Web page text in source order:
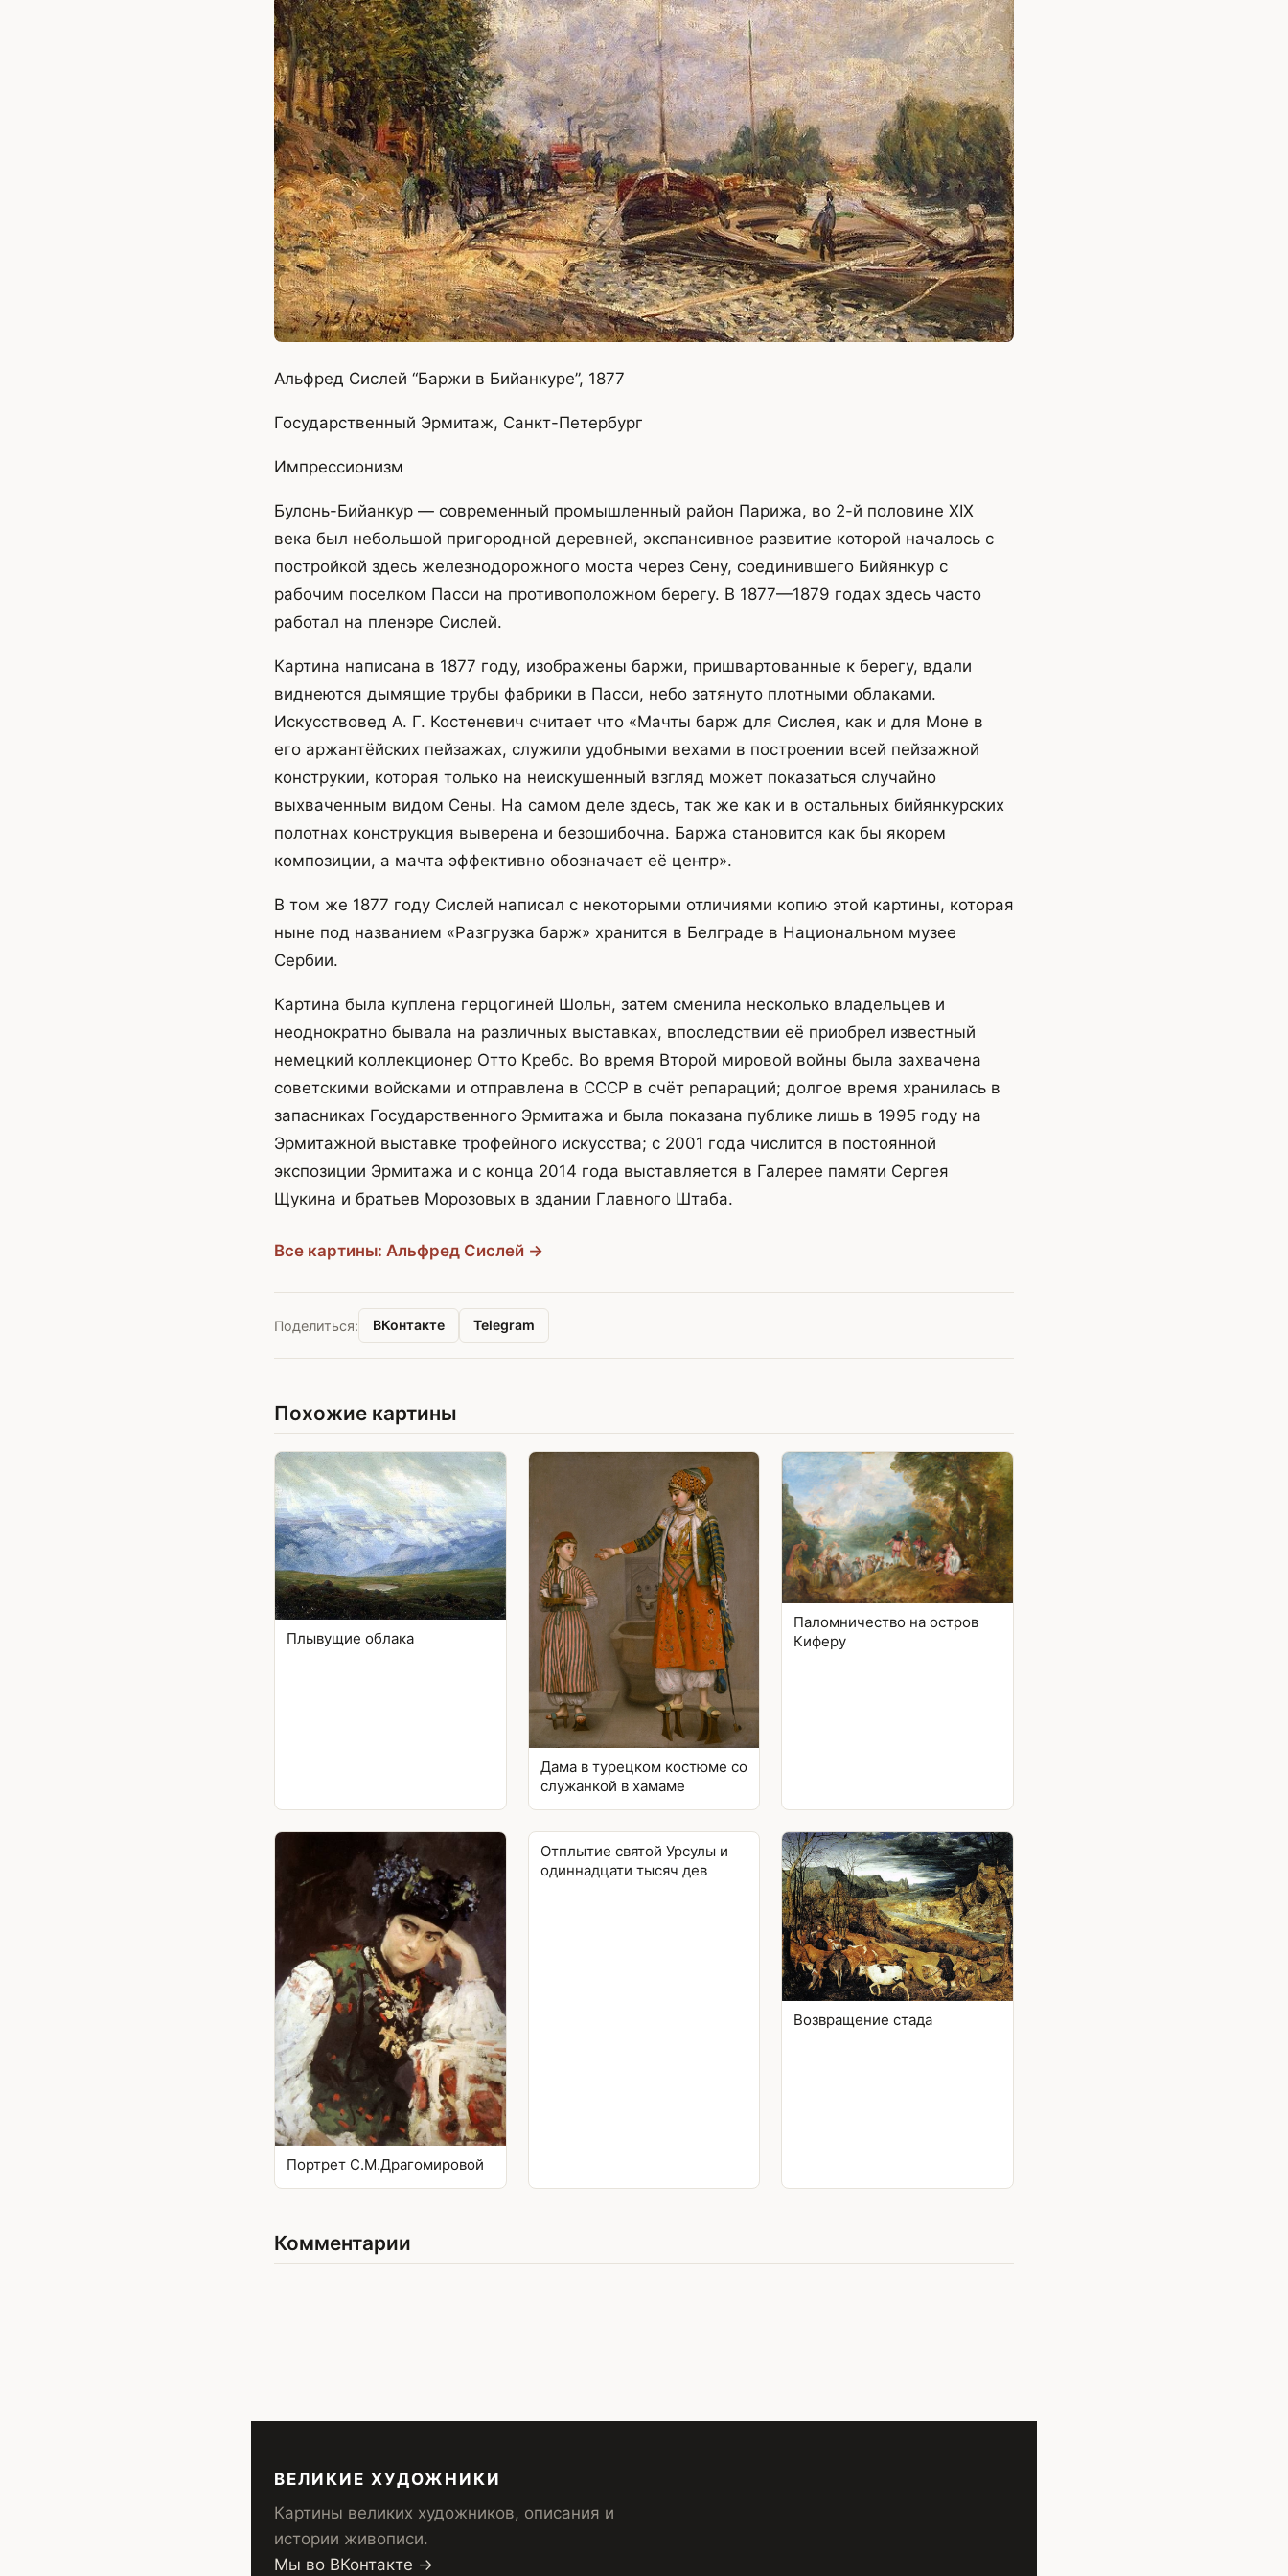
Альфред Сислей “Баржи в Бийанкуре”, 1877
Государственный Эрмитаж, Санкт-Петербург
Импрессионизм
Булонь-Бийанкур — современный промышленный район Парижа, во 2-й половине XIX
века был небольшой пригородной деревней, экспансивное развитие которой началось с
постройкой здесь железнодорожного моста через Сену, соединившего Бийянкур с
рабочим поселком Пасси на противоположном берегу. В 1877—1879 годах здесь часто
работал на пленэре Сислей.
Картина написана в 1877 году, изображены баржи, пришвартованные к берегу, вдали
виднеются дымящие трубы фабрики в Пасси, небо затянуто плотными облаками.
Искусствовед А. Г. Костеневич считает что «Мачты барж для Сислея, как и для Моне в
его аржантёйских пейзажах, служили удобными вехами в построении всей пейзажной
конструкии, которая только на неискушенный взгляд может показаться случайно
выхваченным видом Сены. На самом деле здесь, так же как и в остальных бийянкурских
полотнах конструкция выверена и безошибочна. Баржа становится как бы якорем
композиции, а мачта эффективно обозначает её центр».
В том же 1877 году Сислей написал с некоторыми отличиями копию этой картины, которая
ныне под названием «Разгрузка барж» хранится в Белграде в Национальном музее
Сербии.
Картина была куплена герцогиней Шольн, затем сменила несколько владельцев и
неоднократно бывала на различных выставках, впоследствии её приобрел известный
немецкий коллекционер Отто Кребс. Во время Второй мировой войны была захвачена
советскими войсками и отправлена в СССР в счёт репараций; долгое время хранилась в
запасниках Государственного Эрмитажа и была показана публике лишь в 1995 году на
Эрмитажной выставке трофейного искусства; с 2001 года числится в постоянной
экспозиции Эрмитажа и с конца 2014 года выставляется в Галерее памяти Сергея
Щукина и братьев Морозовых в здании Главного Штаба.
Все картины: Альфред Сислей →
Поделиться: ВКонтакте Telegram
Похожие картины
Плывущие облака
Дама в турецком костюме со
служанкой в хамаме
Паломничество на остров
Киферу
Портрет С.М.Драгомировой
Отплытие святой Урсулы и
одиннадцати тысяч дев
Возвращение стада
Комментарии
ВЕЛИКИЕ ХУДОЖНИКИ
Картины великих художников, описания и
истории живописи.
Мы во ВКонтакте →